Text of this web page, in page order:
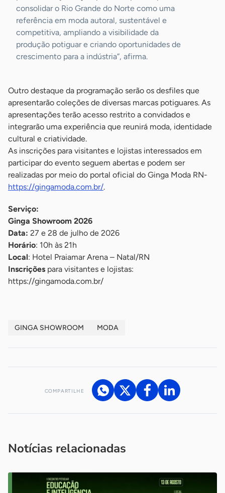
consolidar o Rio Grande do Norte como uma
referência em moda autoral, sustentável e
competitiva, ampliando a visibilidade da
produção potiguar e criando oportunidades de
crescimento para a indústria”, afirma.
Outro destaque da programação serão os desfiles que
apresentarão coleções de diversas marcas potiguares. As
apresentações terão acesso restrito a convidados e
integrarão uma experiência que reunirá moda, identidade
cultural e criatividade.
As inscrições para visitantes e lojistas interessados em
participar do evento seguem abertas e podem ser
realizadas por meio do portal oficial do Ginga Moda RN-
https://gingamoda.com.br/.
Serviço:
Ginga Showroom 2026
Data: 27 e 28 de julho de 2026
Horário: 10h às 21h
Local: Hotel Praiamar Arena – Natal/RN
Inscrições para visitantes e lojistas:
https://gingamoda.com.br/
GINGA SHOWROOM MODA
COMPARTILHE
Notícias relacionadas